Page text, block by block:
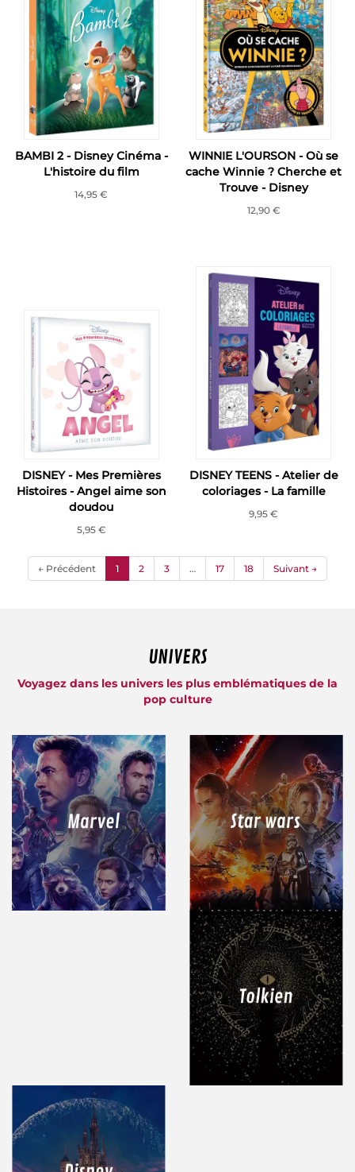
BAMBI 2 - Disney Cinéma -
L'histoire du film
14,95 €
WINNIE L'OURSON - Où se
cache Winnie ? Cherche et
Trouve - Disney
12,90 €
DISNEY - Mes Premières
Histoires - Angel aime son
doudou
5,95 €
DISNEY TEENS - Atelier de
coloriages - La famille
9,95 €
← Précédent 1(current)
2 3 … 17 18 Suivant →
UNIVERS
Voyagez dans les univers les plus emblématiques de la
pop culture